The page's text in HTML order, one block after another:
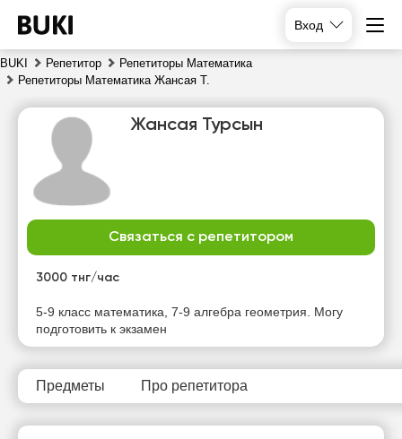
Вход
BUKI Репетитор
Репетиторы Математика
Репетиторы Математика Жансая Т.
Жансая Турсын
Связаться с репетитором
3000 тнг/час
5-9 класс математика, 7-9 алгебра геометрия. Могу
подготовить к экзамен
Предметы Про репетитора
пн
вт
Нет
свободных
Нет
свободных
Нет
Нет